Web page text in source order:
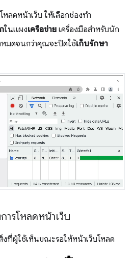
ลดหน้าเว็บ ให้เลือกช่องทำ
ในแผงเครือข่าย เครื่องมือสำหรับนัก
มดจนกว่าคุณจะปิดใช้เก็บรักษา
ารโหลดหน้าเว็บ
งที่ผู้ใช้เห็นขณะรอให้หน้าเว็บโหลด